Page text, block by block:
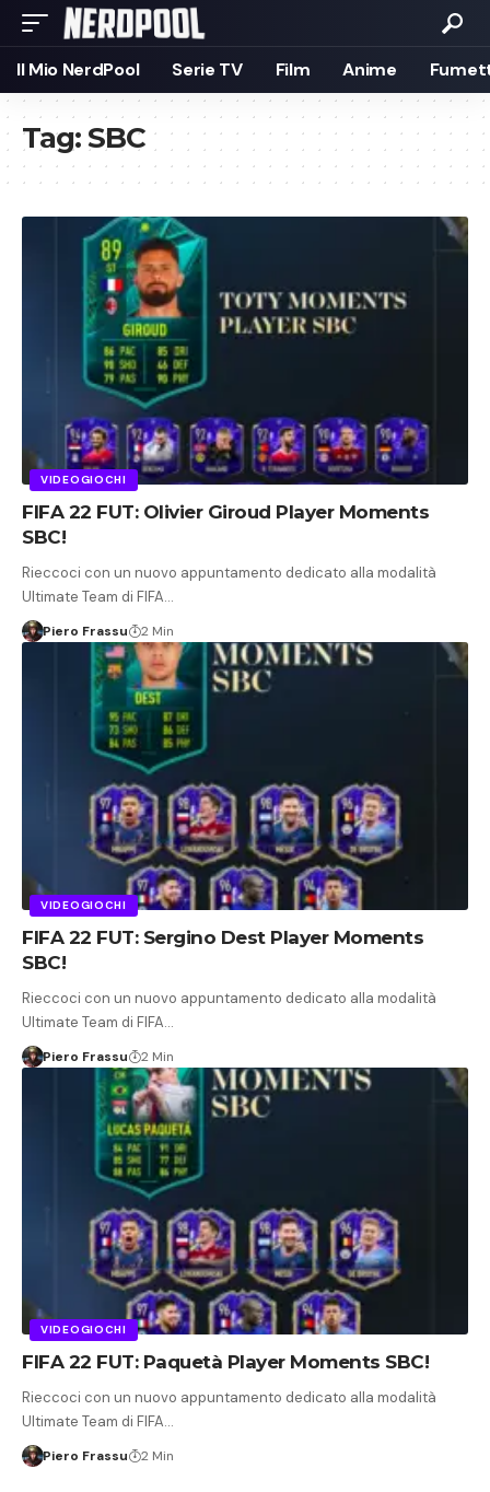
Il Mio NerdPool Serie TV Film Anime
Tag:SBC
VIDEOGIOCHI
FIFA 22 FUT: Olivier Giroud Player Moments
SBC!
Rieccoci con un nuovo appuntamento dedicato alla modalità
Ultimate Team di FIFA…
Piero Frassu 2 Min
VIDEOGIOCHI
FIFA 22 FUT: Sergino Dest Player Moments
SBC!
Rieccoci con un nuovo appuntamento dedicato alla modalità
Ultimate Team di FIFA…
Piero Frassu 2 Min
VIDEOGIOCHI
FIFA 22 FUT: Paquetà Player Moments SBC!
Rieccoci con un nuovo appuntamento dedicato alla modalità
Ultimate Team di FIFA…
Piero Frassu 2 Min